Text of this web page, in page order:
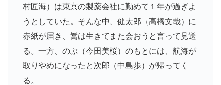
村匠海）は東京の製薬会社に勤めて１年が過ぎよ
うとしていた。そんな中、健太郎（高橋文哉）に
赤紙が届き、嵩は生きてまた会おうと言って見送
る。一方、のぶ（今田美桜）のもとには、航海が
取りやめになったと次郎（中島歩）が帰ってく
る。